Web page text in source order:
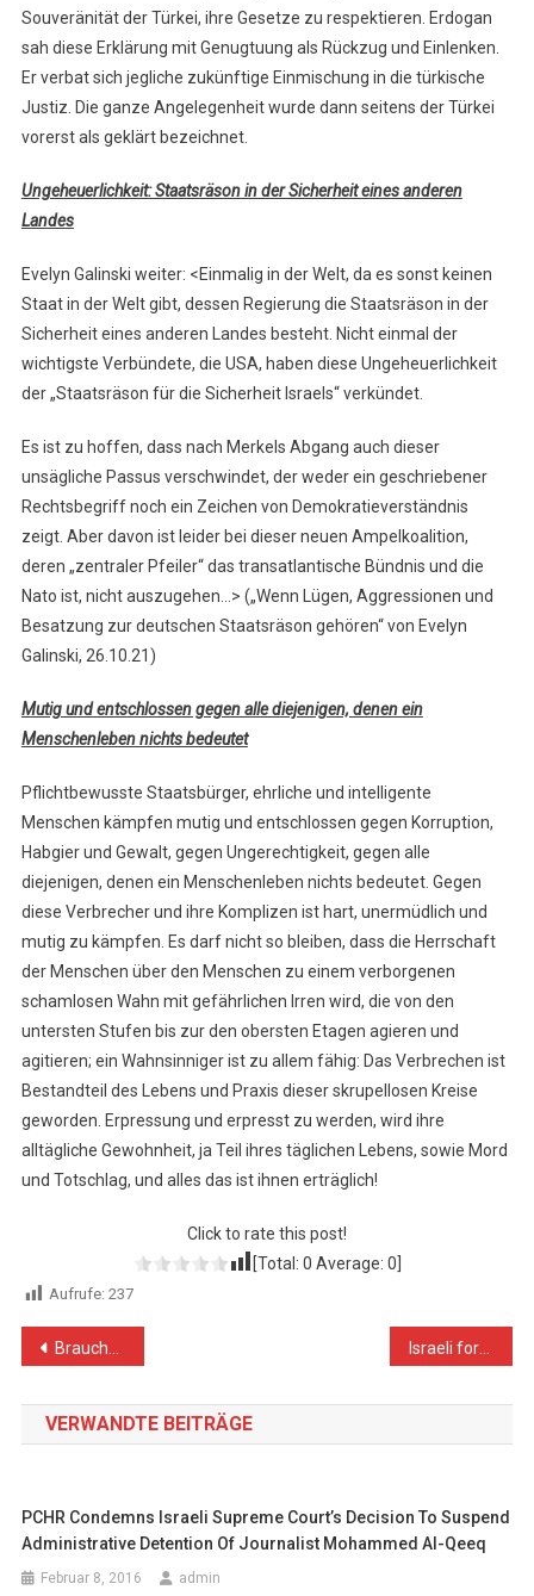
Souveränität der Türkei, ihre Gesetze zu respektieren. Erdogan
sah diese Erklärung mit Genugtuung als Rückzug und Einlenken.
Er verbat sich jegliche zukünftige Einmischung in die türkische
Justiz. Die ganze Angelegenheit wurde dann seitens der Türkei
vorerst als geklärt bezeichnet.
Ungeheuerlichkeit: Staatsräson in der Sicherheit eines anderen
Landes
Evelyn Galinski weiter: <Einmalig in der Welt, da es sonst keinen
Staat in der Welt gibt, dessen Regierung die Staatsräson in der
Sicherheit eines anderen Landes besteht. Nicht einmal der
wichtigste Verbündete, die USA, haben diese Ungeheuerlichkeit
der „Staatsräson für die Sicherheit Israels“ verkündet.
Es ist zu hoffen, dass nach Merkels Abgang auch dieser
unsägliche Passus verschwindet, der weder ein geschriebener
Rechtsbegriff noch ein Zeichen von Demokratieverständnis
zeigt. Aber davon ist leider bei dieser neuen Ampelkoalition,
deren „zentraler Pfeiler“ das transatlantische Bündnis und die
Nato ist, nicht auszugehen…> („Wenn Lügen, Aggressionen und
Besatzung zur deutschen Staatsräson gehören“ von Evelyn
Galinski, 26.10.21)
Mutig und entschlossen gegen alle diejenigen, denen ein
Menschenleben nichts bedeutet
Pflichtbewusste Staatsbürger, ehrliche und intelligente
Menschen kämpfen mutig und entschlossen gegen Korruption,
Habgier und Gewalt, gegen Ungerechtigkeit, gegen alle
diejenigen, denen ein Menschenleben nichts bedeutet. Gegen
diese Verbrecher und ihre Komplizen ist hart, unermüdlich und
mutig zu kämpfen. Es darf nicht so bleiben, dass die Herrschaft
der Menschen über den Menschen zu einem verborgenen
schamlosen Wahn mit gefährlichen Irren wird, die von den
untersten Stufen bis zur den obersten Etagen agieren und
agitieren; ein Wahnsinniger ist zu allem fähig: Das Verbrechen ist
Bestandteil des Lebens und Praxis dieser skrupellosen Kreise
geworden. Erpressung und erpresst zu werden, wird ihre
alltägliche Gewohnheit, ja Teil ihres täglichen Lebens, sowie Mord
und Totschlag, und alles das ist ihnen erträglich!
Click to rate this post!
[Total: 0 Average: 0
Aufrufe: 237
Beitragsnavigation
Brauchen wir die öffentlich rechtlichen Rundfunkanstalten noch? Israeli forces shoot, kill 15-year-old Palestinian boy near Nablus
VERWANDTE BEITRÄGE
PCHR Condemns Israeli Supreme Court’s Decision To Suspend
Administrative Detention Of Journalist Mohammed Al-Qeeq
Februar 8, 2016 admin